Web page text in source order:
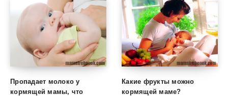
Пропадает молоко у
кормящей мамы, что
Какие фрукты можно
кормящей маме?